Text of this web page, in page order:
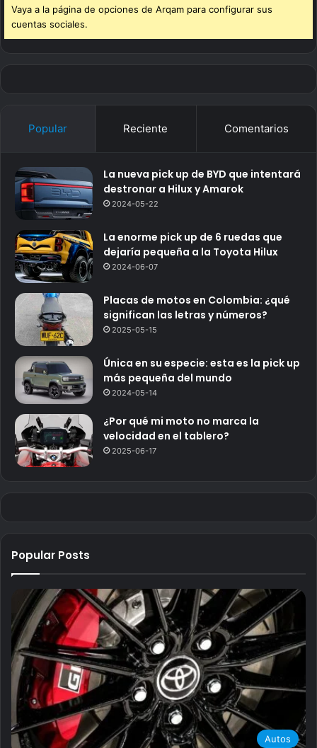
Vaya a la página de opciones de Arqam para configurar sus
cuentas sociales.
Popular Reciente Comentarios
La nueva pick up de BYD que intentará
destronar a Hilux y Amarok
2024-05-22
La enorme pick up de 6 ruedas que
dejaría pequeña a la Toyota Hilux
2024-06-07
Placas de motos en Colombia: ¿qué
significan las letras y números?
2025-05-15
Única en su especie: esta es la pick up
más pequeña del mundo
2024-05-14
¿Por qué mi moto no marca la
velocidad en el tablero?
2025-06-17
Popular Posts
Autos